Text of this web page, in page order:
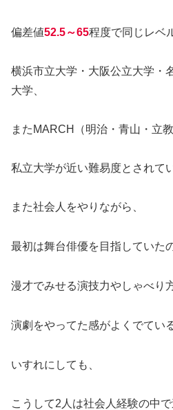
偏差値52.5～65程度で同じレベ
横浜市立大学・大阪公立大学・
大学、
またMARCH（明治・青山・立
私立大学が近い難易度とされて
また社会人をやりながら、
最初は舞台俳優を目指していた
漫才でみせる演技力やしゃべり
演劇をやってた感がよくでてい
いすれにしても、
こうして2人は社会人経験の中